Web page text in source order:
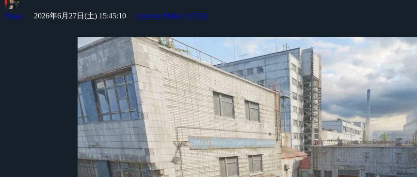
Yossy 2026年6月27日(土) 15:45:10 Counter-Strike 2 (CS2)